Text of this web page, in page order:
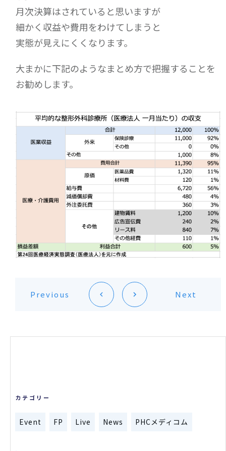
月次決算はされていると思いますが
細かく収益や費用をわけてしまうと
実態が見えにくくなります。
大まかに下記のようなまとめ方で把握することを
お勧めします。
Previous Next
カテゴリー
Event FP Live News PHCメディコム